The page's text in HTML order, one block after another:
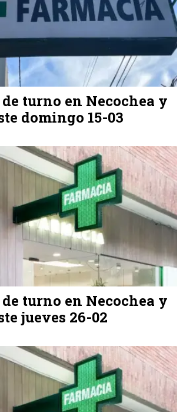
turno en Necochea y
domingo 15-03
turno en Necochea y
jueves 26-02